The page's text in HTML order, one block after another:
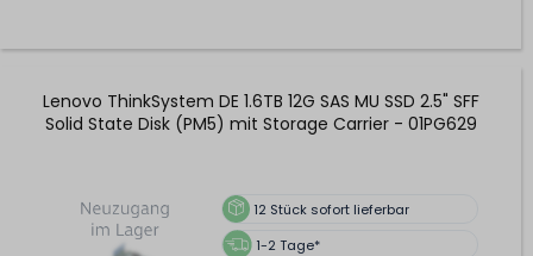
Lenovo ThinkSystem DE 1.6TB 12G SAS MU SSD 2.5" SFF
Solid State Disk (PM5) mit Storage Carrier - 01PG629
12 Stück sofort lieferbar
1-2 Tage*